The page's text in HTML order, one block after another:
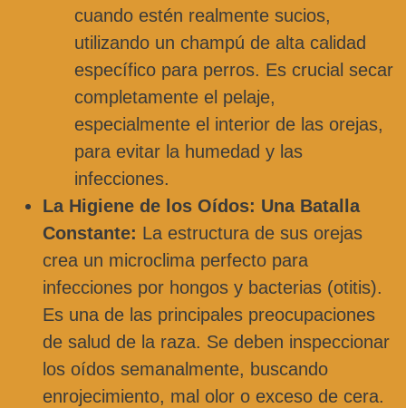
cuando estén realmente sucios,
utilizando un champú de alta calidad
específico para perros. Es crucial secar
completamente el pelaje,
especialmente el interior de las orejas,
para evitar la humedad y las
infecciones.
La Higiene de los Oídos: Una Batalla
Constante: La estructura de sus orejas
crea un microclima perfecto para
infecciones por hongos y bacterias (otitis).
Es una de las principales preocupaciones
de salud de la raza. Se deben inspeccionar
los oídos semanalmente, buscando
enrojecimiento, mal olor o exceso de cera.